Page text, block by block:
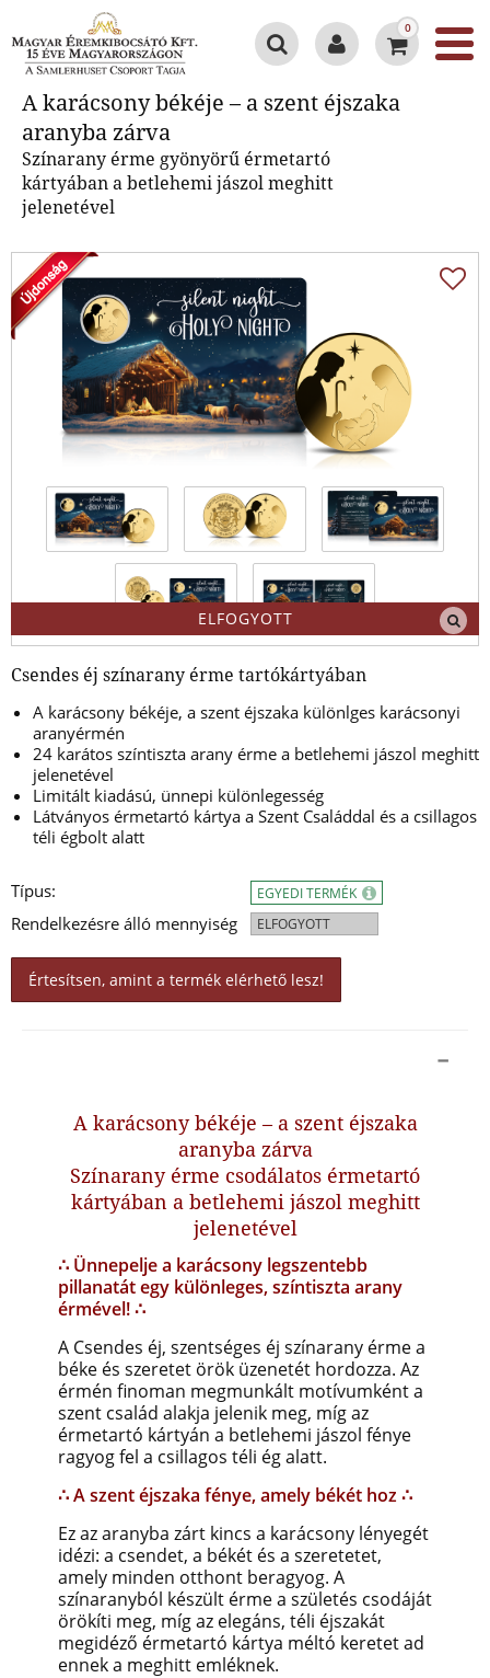
0
A karácsony békéje – a szent éjszaka
aranyba zárva
Színarany érme gyönyörű érmetartó
kártyában a betlehemi jászol meghitt
jelenetével
ELFOGYOTT
Csendes éj színarany érme tartókártyában
A karácsony békéje, a szent éjszaka különlges karácsonyi
aranyérmén
24 karátos színtiszta arany érme a betlehemi jászol meghitt
jelenetével
Limitált kiadású, ünnepi különlegesség
Látványos érmetartó kártya a Szent Családdal és a csillagos
téli égbolt alatt
Típus:
Rendelkezésre álló mennyiség
EGYEDI TERMÉK
ELFOGYOTT
Értesítsen, amint a termék elérhető lesz!
A karácsony békéje – a szent éjszaka
aranyba zárva
Színarany érme csodálatos érmetartó
kártyában a betlehemi jászol meghitt
jelenetével
∴ Ünnepelje a karácsony legszentebb
pillanatát egy különleges, színtiszta arany
érmével! ∴
A Csendes éj, szentséges éj színarany érme a
béke és szeretet örök üzenetét hordozza. Az
érmén finoman megmunkált motívumként a
szent család alakja jelenik meg, míg az
érmetartó kártyán a betlehemi jászol fénye
ragyog fel a csillagos téli ég alatt.
∴ A szent éjszaka fénye, amely békét hoz ∴
Ez az aranyba zárt kincs a karácsony lényegét
idézi: a csendet, a békét és a szeretetet,
amely minden otthont beragyog. A
színaranyból készült érme a születés csodáját
örökíti meg, míg az elegáns, téli éjszakát
megidéző érmetartó kártya méltó keretet ad
ennek a meghitt emléknek.
A karácsony békéje – a szent
éjszaka aranyba zárva